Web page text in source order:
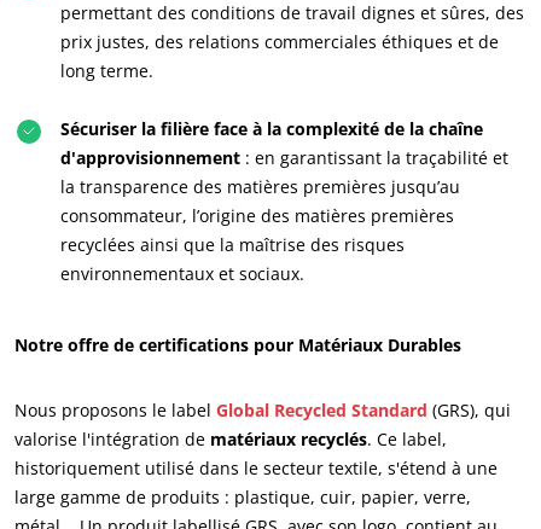
Agir via nos prestations
S’investir pour notre environnement
permettant des conditions de travail dignes et sûres, des
prix justes, des relations commerciales éthiques et de
long terme.
Sécuriser la filière face à la complexité de la chaîne
d'approvisionnement : en garantissant la traçabilité et
la transparence des matières premières jusqu’au
consommateur, l’origine des matières premières
recyclées ainsi que la maîtrise des risques
environnementaux et sociaux.
Notre offre de certifications pour Matériaux Durables
Nous proposons le label Global Recycled Standard (GRS), qui
valorise l'intégration de matériaux recyclés. Ce label,
historiquement utilisé dans le secteur textile, s'étend à une
large gamme de produits : plastique, cuir, papier, verre,